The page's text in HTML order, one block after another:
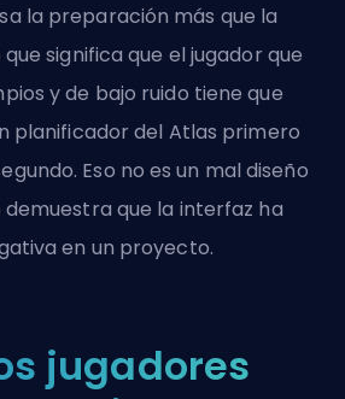
la preparación más que la
significa que el jugador que
y de bajo ruido tiene que
planificador del Atlas primero
Eso no es un mal diseño
demuestra que la interfaz ha
en un proyecto.
jugadores